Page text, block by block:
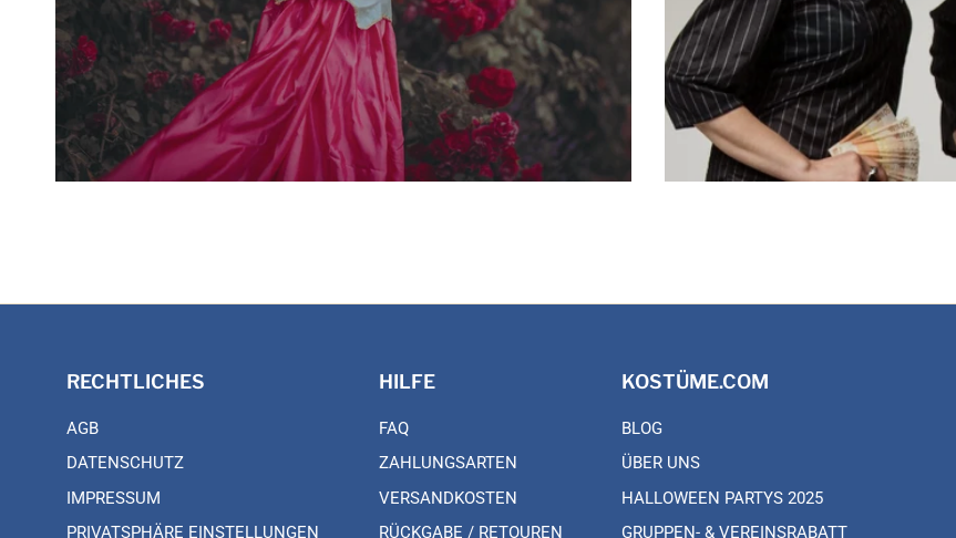
RECHTLICHES
AGB
DATENSCHUTZ
IMPRESSUM
PRIVATSPHÄRE EINSTELLUNGEN
HILFE
FAQ
ZAHLUNGSARTEN
VERSANDKOSTEN
RÜCKGABE / RETOUREN
KOSTÜME.COM
BLOG
ÜBER UNS
HALLOWEEN PARTYS 2025
GRUPPEN- & VEREINSRABATT